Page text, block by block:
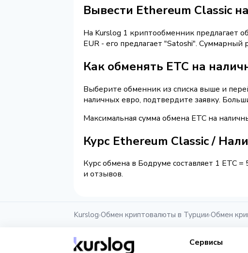
Вывести Ethereum Classic
На Kurslog 1 криптообменник предлагает
EUR - его предлагает "Satoshi". Суммарный
Как обменять ETC на
Выберите обменник из списка выше и
наличных евро, подтвердите заявку.
Максимальная сумма обмена ETC на
Курс Ethereum Classic /
Курс обмена в Бодруме составляет 1 ETC
и отзывов.
Kurslog›Обмен криптовалюты в Турции›Обмен
Сервисы